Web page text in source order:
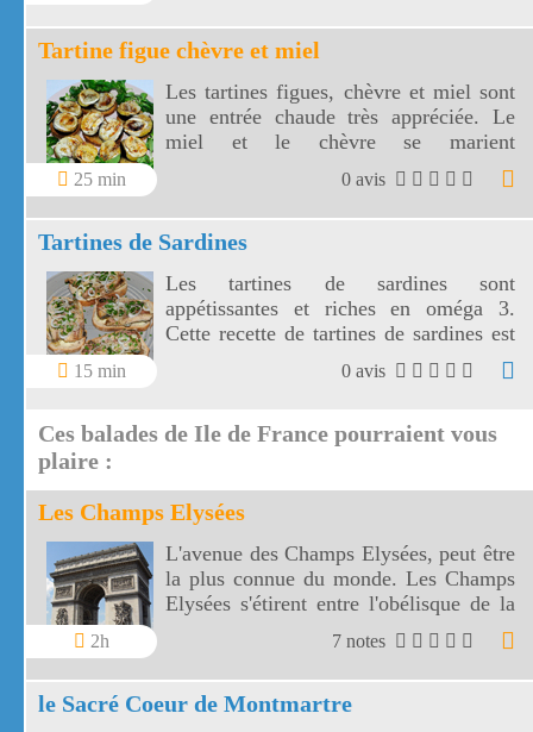
Tartine figue chèvre et miel
25 min
Les tartines figues, chèvre et miel sont
une entrée chaude très appréciée. Le
miel et le chèvre se marient
parfaitement avec la figue, fruit
d'automne gourmand et savoureux.
0 avis
Tartines de Sardines
15 min
Les tartines de sardines sont
appétissantes et riches en oméga 3.
Cette recette de tartines de sardines est
idéale pour vos soirées, rapides à
réaliser et délicieuses.
0 avis
Ces balades de Ile de France pourraient vous
plaire :
Les Champs Elysées
2h
L'avenue des Champs Elysées, peut être
la plus connue du monde. Les Champs
Elysées s'étirent entre l'obélisque de la
Concorde et l'arc de Triomphe de
7 notes
le Sacré Coeur de Montmartre